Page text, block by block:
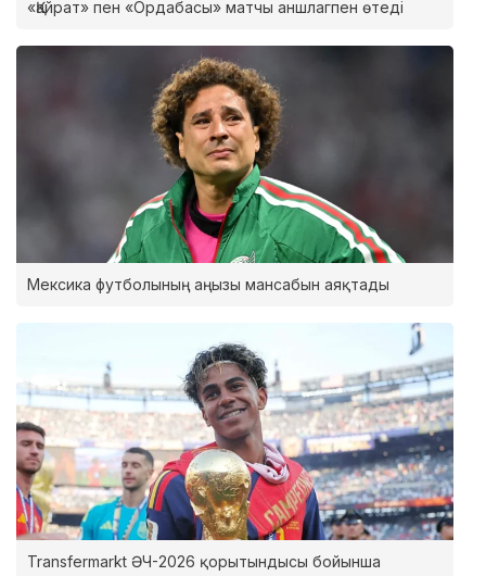
«Қайрат» пен «Ордабасы» матчы аншлагпен өтеді
Мексика футболының аңызы мансабын аяқтады
Transfermarkt ӘЧ-2026 қорытындысы бойынша